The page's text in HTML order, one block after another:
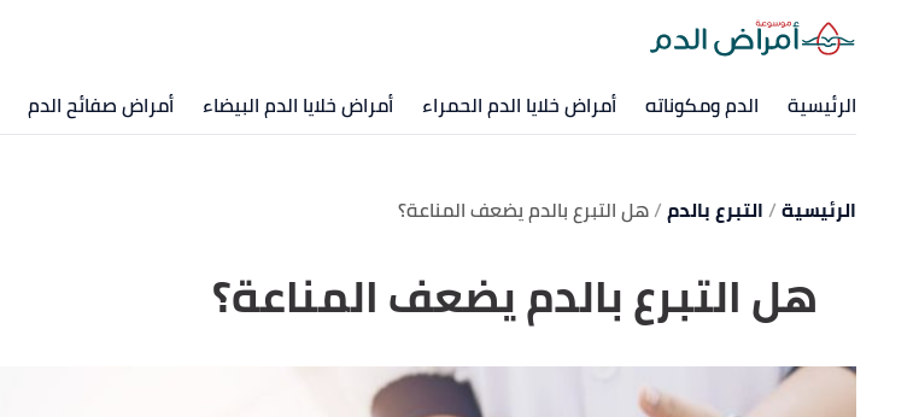
الرئيسية الدم ومكوناته أمراض خلايا الدم الحمراء أمراض خلايا الدم البيضاء أمراض صفائح الدم
الرئيسية التبرع بالدم هل التبرع بالدم يضعف المناعة؟
هل التبرع بالدم يضعف المناعة؟